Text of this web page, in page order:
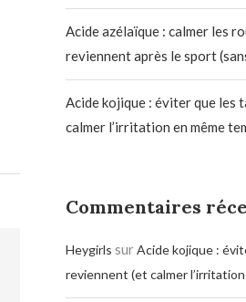
Acide azélaïque : calmer les
reviennent après le sport
Acide kojique : éviter que les
calmer l’irritation en même
Commentaires
Heygirls surAcide kojique :
reviennent (et calmer